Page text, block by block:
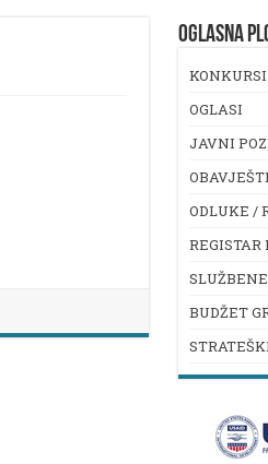
OGLASNA
KONKURSI
OGLASI
JAVNI
ODLUKE /
REGISTAR
BUDŽET